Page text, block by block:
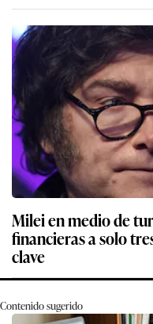
Milei en medio de
financieras a solo
clave
Contenido sugerido